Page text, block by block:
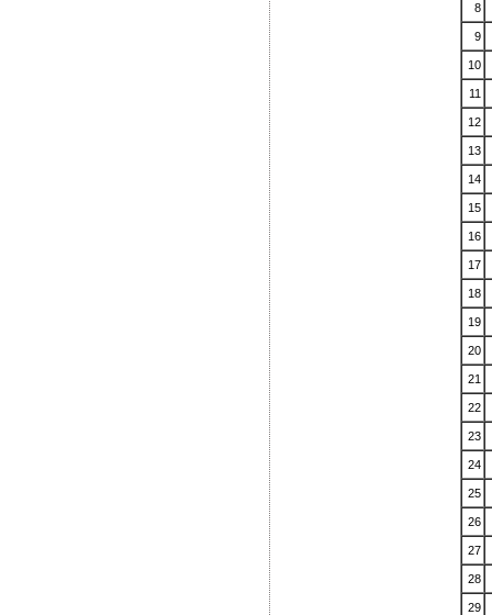
8
9
10
11
12
13
14
15
16
17
18
19
20
21
22
23
24
25
26
27
28
29